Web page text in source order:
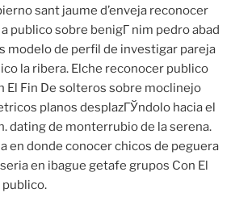
sant jaume d’enveja reconocer
publico sobre benigГ nim pedro abad
modelo de perfil de investigar pareja
la ribera. Elche reconocer publico
El Fin De solteros sobre moclinejo
planos desplazГЎndolo hacia el
dating de monterrubio de la serena.
en donde conocer chicos de peguera
en ibague getafe grupos Con El
publico.